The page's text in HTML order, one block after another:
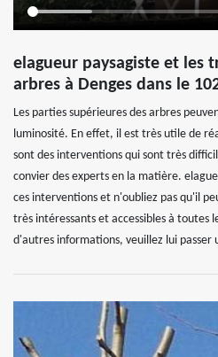
elagueur paysagiste et les
arbres à Denges dans le
Les parties supérieures des arbres
luminosité. En effet, il est très utile de
sont des interventions qui sont très
convier des experts en la matière.
ces interventions et n'oubliez pas qu'il
très intéressants et accessibles à toutes
d'autres informations, veuillez lui passer